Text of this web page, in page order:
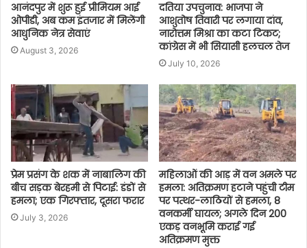
आनंदपुर में शुरू हुई प्रीमियम आई
ओपीडी, अब कम इंतजार में मिलेंगी
आधुनिक नेत्र सेवाएं
August 3, 2026
दतिया उपचुनाव: भाजपा ने
आशुतोष तिवारी पर लगाया दांव,
नारोत्तम मिश्रा का कटा टिकट;
कांग्रेस में भी सियासी हलचल तेज
July 10, 2026
प्रेम प्रसंग के शक में नाबालिग की
बीच सड़क बेरहमी से पिटाई: डंडों से
हमला; एक गिरफ्तार, दूसरा फरार
July 3, 2026
महिलाओं की आड़ में वन अमले पर
हमला: अतिक्रमण हटाने पहुंची टीम
पर पत्थर-लाठियों से हमला, 8
वनकर्मी घायल; अगले दिन 200
एकड़ वनभूमि कराई गई
अतिक्रमण मुक्त